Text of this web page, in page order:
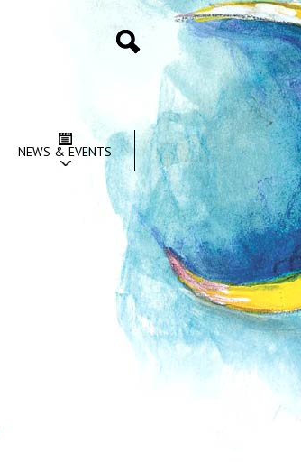
NEWS & EVENTS
Search